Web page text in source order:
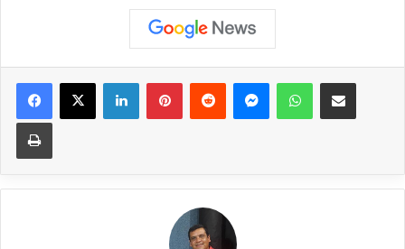
Facebook
X LinkedInPinterestReddit MessengerWhatsAppCompartir vía correo
Imprimir